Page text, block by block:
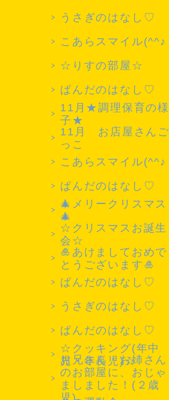
うさぎのはなし♡
こあらスマイル(^^♪
☆りすの部屋☆
ぱんだのはなし♡
11月★調理保育の様
子★
11月 お店屋さんご
っこ
こあらスマイル(^^♪
ぱんだのはなし♡
🎄メリークリスマス
🎄
☆クリスマスお誕生
会☆
🎍あけましておめで
とうございます🎍
ぱんだのはなし♡
うさぎのはなし♡
ぱんだのはなし♡
☆クッキング(年中
児・年長児)☆
お兄さん・お姉さん
のお部屋に、おじゃ
ましました！(２歳
児)